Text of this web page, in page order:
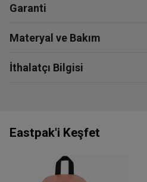
Garanti
Materyal ve Bakım
İthalatçı Bilgisi
Eastpak'i Keşfet